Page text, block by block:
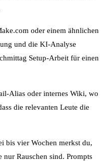
oder einem ähnlichen
und die KI-Analyse
Setup-Arbeit für einen
Alias oder internes Wiki, wo
die relevanten Leute die
bis vier Wochen merkst du,
Rauschen sind. Prompts